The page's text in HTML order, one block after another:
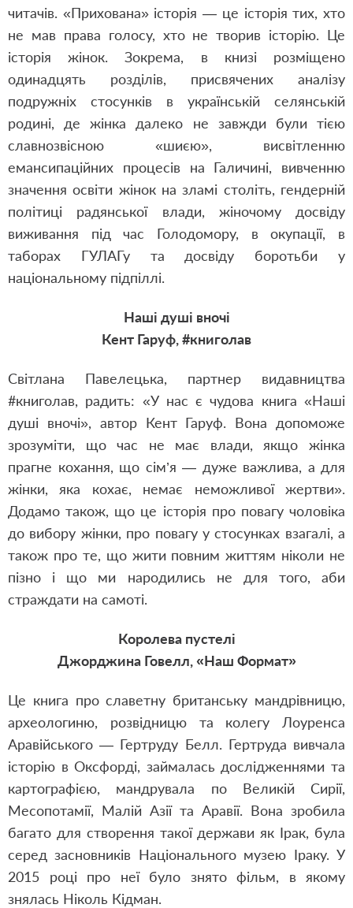
читачів. «Прихована» історія — це історія тих, хто
не мав права голосу, хто не творив історію. Це
історія жінок. Зокрема, в книзі розміщено
одинадцять розділів, присвячених аналізу
подружніх стосунків в українській селянській
родині, де жінка далеко не завжди були тією
славнозвісною «шиєю», висвітленню
емансипаційних процесів на Галичині, вивченню
значення освіти жінок на зламі століть, гендерній
політиці радянської влади, жіночому досвіду
виживання під час Голодомору, в окупації, в
таборах ГУЛАГу та досвіду боротьби у
національному підпіллі.
Наші душі вночі
Кент Гаруф, #книголав
Світлана Павелецька, партнер видавництва
#книголав, радить: «У нас є чудова книга «Наші
душі вночі», автор Кент Гаруф. Вона допоможе
зрозуміти, що час не має влади, якщо жінка
прагне кохання, що сім’я — дуже важлива, а для
жінки, яка кохає, немає неможливої жертви».
Додамо також, що це історія про повагу чоловіка
до вибору жінки, про повагу у стосунках взагалі, а
також про те, що жити повним життям ніколи не
пізно і що ми народились не для того, аби
страждати на самоті.
Королева пустелі
Джорджина Говелл, «Наш Формат»
Це книга про славетну британську мандрівницю,
археологиню, розвідницю та колегу Лоуренса
Аравійського — Гертруду Белл. Гертруда вивчала
історію в Оксфорді, займалась дослідженнями та
картографією, мандрувала по Великій Сирії,
Месопотамії, Малій Азії та Аравії. Вона зробила
багато для створення такої держави як Ірак, була
серед засновників Національного музею Іраку. У
2015 році про неї було знято фільм, в якому
знялась Ніколь Кідман.